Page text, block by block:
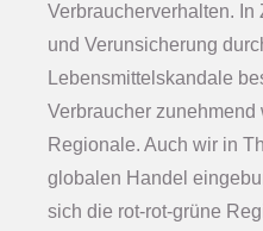
Verbraucherverhalten.
und Verunsicherung
Lebensmittelskandale
Verbraucher
Regionale. Auch wir in
globalen Handel
sich die rot-rot-grüne